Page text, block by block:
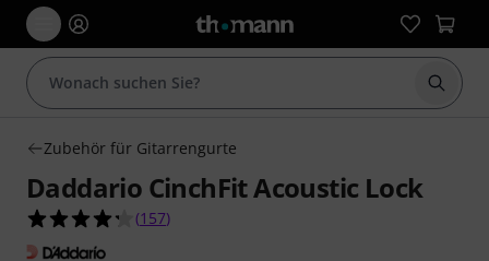
Suche
Zubehör für Gitarrengurte
Daddario CinchFit Acoustic Lock
4.3 von 5 Sternen aus 157 Kundenbewertungen
(157)